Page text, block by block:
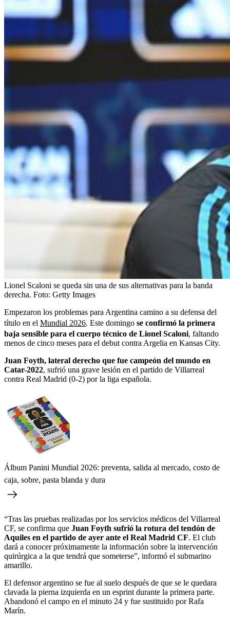
Lionel Scaloni se queda sin una de sus alternativas para la banda
derecha. Foto: Getty Images
Empezaron los problemas para Argentina camino a su defensa del
título en el Mundial 2026. Este domingo se confirmó la primera
baja sensible para el cuerpo técnico de Lionel Scaloni, faltando
menos de cinco meses para el debut contra Argelia en Kansas City.
Juan Foyth, lateral derecho que fue campeón del mundo en
Catar-2022, sufrió una grave lesión en el partido de Villarreal
contra Real Madrid (0-2) por la liga española.
Álbum Panini Mundial 2026: preventa, salida al mercado, costo de
caja, sobre, pasta blanda y dura
“Tras las pruebas realizadas por los servicios médicos del Villarreal
CF, se confirma que Juan Foyth sufrió la rotura del tendón de
Aquiles en el partido de ayer ante el Real Madrid CF. El club
dará a conocer próximamente la información sobre la intervención
quirúrgica a la que tendrá que someterse”, informó el submarino
amarillo.
El defensor argentino se fue al suelo después de que se le quedara
clavada la pierna izquierda en un esprint durante la primera parte.
Abandonó el campo en el minuto 24 y fue sustituido por Rafa
Marín.